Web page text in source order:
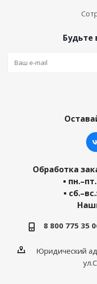
Будьте
Обработка
•
•
8 800 775 35
Юридический